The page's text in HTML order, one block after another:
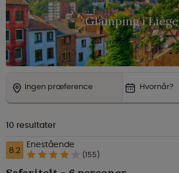
Glamping i Liège
Ingen præference Hvornår?
10 resultater
8.2 Enestående
(155)